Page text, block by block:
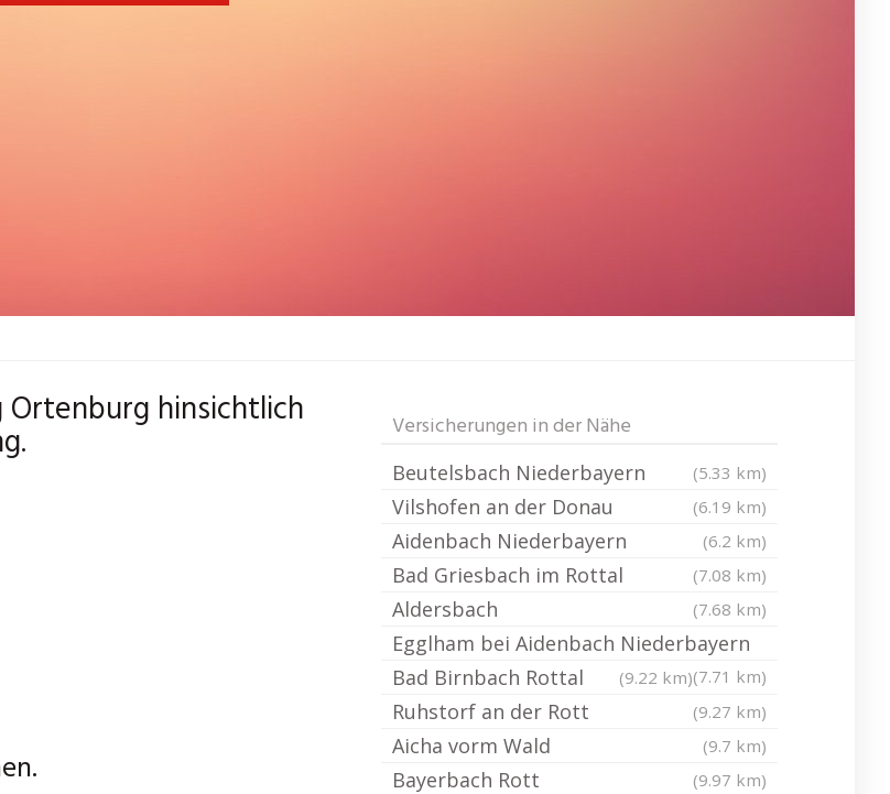
hinsichtlich Versicherungen in der Nähe
Beutelsbach Niederbayern (5.33 km)
Vilshofen an der Donau (6.19 km)
Aidenbach Niederbayern (6.2 km)
Bad Griesbach im Rottal (7.08 km)
Aldersbach (7.68 km)
Egglham bei Aidenbach Niederbayern
(7.71 km)
Bad Birnbach Rottal (9.22 km)
Ruhstorf an der Rott (9.27 km)
Aicha vorm Wald (9.7 km)
Bayerbach Rott (9.97 km)